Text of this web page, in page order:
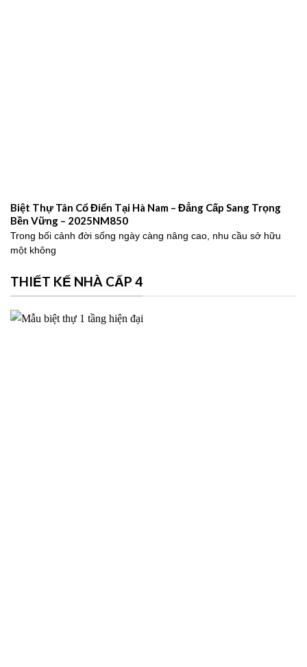
Biệt Thự Tân Cổ Điển Tại Hà Nam – Đẳng Cấp Sang Trọng
Bền Vững – 2025NM850
Trong bối cảnh đời sống ngày càng nâng cao, nhu cầu sở hữu
một không
THIẾT KẾ NHÀ CẤP 4